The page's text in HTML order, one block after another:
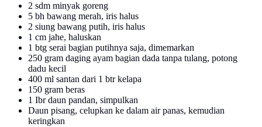
2 sdm minyak goreng
5 bh bawang merah, iris halus
2 siung bawang putih, iris halus
1 cm jahe, haluskan
1 btg serai bagian putihnya saja, dimemarkan
250 gram daging ayam bagian dada tanpa tulang, potong
dadu kecil
400 ml santan dari 1 btr kelapa
150 gram beras
1 Ibr daun pandan, simpulkan
Daun pisang, celupkan ke dalam air panas, kemudian
keringkan